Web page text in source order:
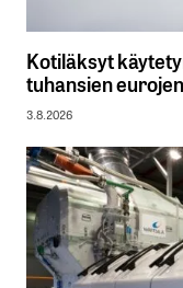
Kotiläksyt
tuhansien
3.8.2026